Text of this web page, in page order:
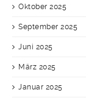
Oktober 2025
September 2025
Juni 2025
März 2025
Januar 2025